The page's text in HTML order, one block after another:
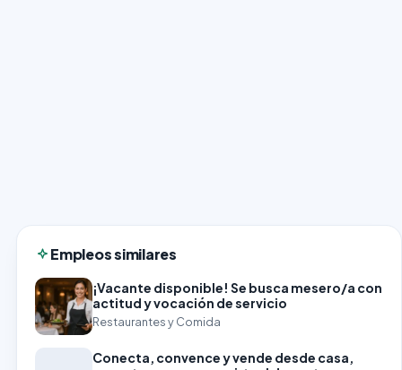
Empleos similares
¡Vacante disponible! Se busca mesero/a con
actitud y vocación de servicio
Restaurantes y Comida
Conecta, convence y vende desde casa,